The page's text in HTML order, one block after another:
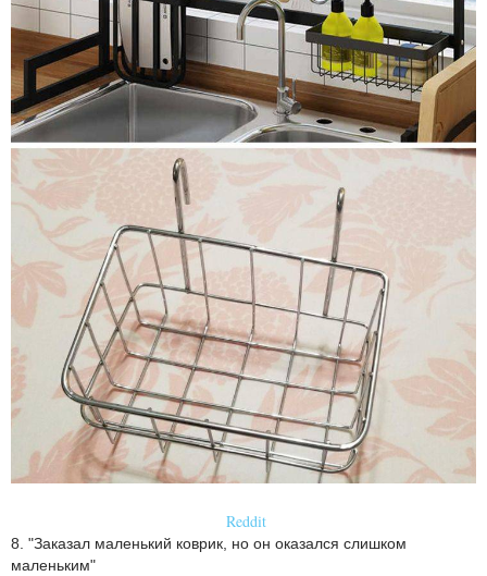
Reddit
8. "Заказал маленький коврик, но он оказался слишком
маленьким"